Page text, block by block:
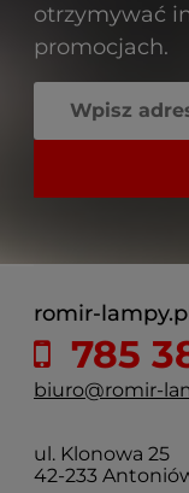
otrzymywać
promocjach.
romir-
785
biuro@romir-
ul. Klonowa 25
42-233